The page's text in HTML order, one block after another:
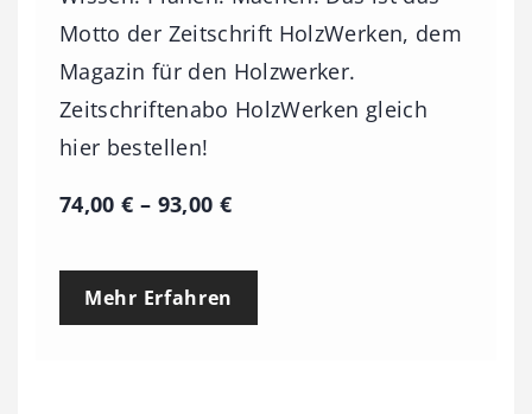
Motto der Zeitschrift HolzWerken, dem
Magazin für den Holzwerker.
Zeitschriftenabo HolzWerken gleich
hier bestellen!
74,00€ – 93,00 €P
e
Mehr Erfahren